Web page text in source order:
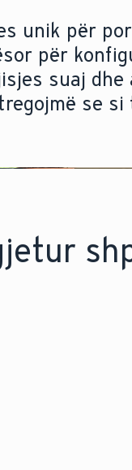
unik për
për
suaj dhe
se si